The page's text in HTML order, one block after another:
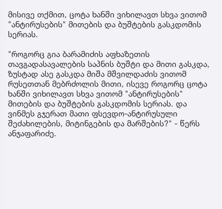
მისივე თქმით, ცოტა ხანში ვიხილავთ სხვა ვითომ
"ანტირუსების" მითების და ბუშტების გასკდომის
სერიას.
"როგორც გია ბარამიძის აფხაზეთის
თავგადასავალების საპნის ბუშტი და მითი გასკდა,
ზუსტად ასე გასკდა მიშა მშვილდაძის ვითომ
რუსეთთან მებრძოლის მითი, ისევე როგორც ცოტა
ხანში ვიხილავთ სხვა ვითომ "ანტირუსების"
მითების და ბუშტების გასკდომის სერიას. და
ვინმეს გჯერათ მათი ფსევდო-ანტირუსული
შეძახილების, მიტინგების და მარშების?" - წერს
ანჯაფარიძე.